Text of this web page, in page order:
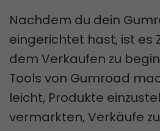
Nachdem du dein
eingerichtet hast, ist es
dem Verkaufen zu
Tools von Gumroad
leicht, Produkte
vermarkten, Verkäufe